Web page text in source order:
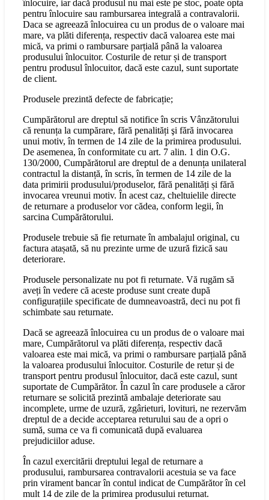
înlocuire, iar dacă produsul nu mai este pe stoc, poate opta
pentru înlocuire sau rambursarea integrală a contravalorii.
Daca se agreează înlocuirea cu un produs de o valoare mai
mare, va plăti diferența, respectiv dacă valoarea este mai
mică, va primi o rambursare parțială până la valoarea
produsului înlocuitor. Costurile de retur și de transport
pentru produsul înlocuitor, dacă este cazul, sunt suportate
de client.
Produsele prezintă defecte de fabricație;
Cumpărătorul are dreptul să notifice în scris Vânzătorului
că renunța la cumpărare, fără penalități şi fără invocarea
unui motiv, în termen de 14 zile de la primirea produsului.
De asemenea, în conformitate cu art. 7 alin. 1 din O.G.
130/2000, Cumpărătorul are dreptul de a denunța unilateral
contractul la distanță, în scris, în termen de 14 zile de la
data primirii produsului/produselor, fără penalități și fără
invocarea vreunui motiv. În acest caz, cheltuielile directe
de returnare a produselor vor cădea, conform legii, în
sarcina Cumpărătorului.
Produsele trebuie să fie returnate în ambalajul original, cu
factura atașată, să nu prezinte urme de uzură fizică sau
deteriorare.
Produsele personalizate nu pot fi returnate. Vă rugăm să
aveți în vedere că aceste produse sunt create după
configurațiile specificate de dumneavoastră, deci nu pot fi
schimbate sau returnate.
Dacă se agreează înlocuirea cu un produs de o valoare mai
mare, Cumpărătorul va plăti diferența, respectiv dacă
valoarea este mai mică, va primi o rambursare parțială până
la valoarea produsului înlocuitor. Costurile de retur și de
transport pentru produsul înlocuitor, dacă este cazul, sunt
suportate de Cumpărător. În cazul în care produsele a căror
returnare se solicită prezintă ambalaje deteriorate sau
incomplete, urme de uzură, zgârieturi, lovituri, ne rezervăm
dreptul de a decide acceptarea returului sau de a opri o
sumă, suma ce va fi comunicată după evaluarea
prejudiciilor aduse.
În cazul exercitării dreptului legal de returnare a
produsului, rambursarea contravalorii acestuia se va face
prin virament bancar în contul indicat de Cumpărător în cel
mult 14 de zile de la primirea produsului returnat.